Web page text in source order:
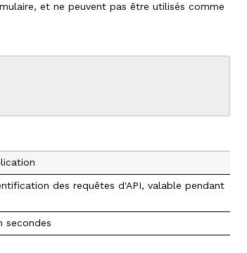
et ne peuvent pas être utilisés comme
des requêtes d'API, valable pendant
secondes